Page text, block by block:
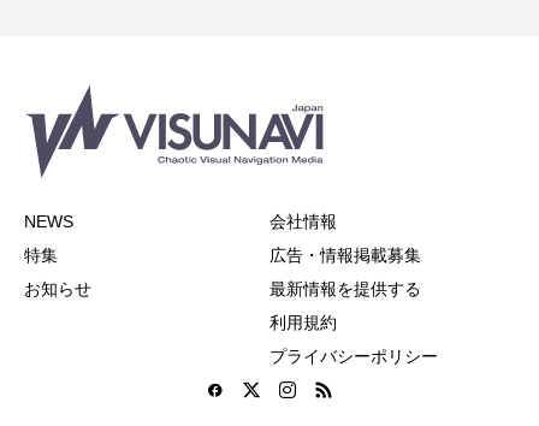
NEWS
特集
お知らせ
会社情報
広告・情報掲載募集
最新情報を提供する
利用規約
プライバシーポリシー